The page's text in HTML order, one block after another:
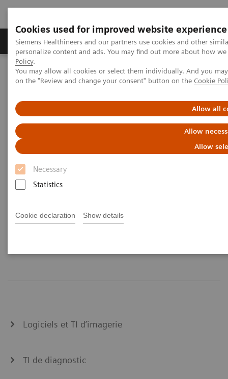
Cookies used for improved website experience
Siemens Healthineers and our partners use cookies and other
personalize content and ads. You may find out more about how
Policy.
You may allow all cookies or select them individually. And you
on the "Review and change your consent" button on the Cookie
Allow all
Allow
Allow
Necessary
Statistics
Cookie declaration Show details
Produits et services Spécialités cliniques &
Home Solutions informatiques et organisations
Solutions informatiques et
organisations
Des solutions informatiques rentables pour les
systèmes de santé publique: du conseil à la gestion
chaîne de valeur complète dans les domaines de
l'imagerie, de l'archivage, de l'informatique
Logiciels et TI d’imagerie
TI de diagnostic